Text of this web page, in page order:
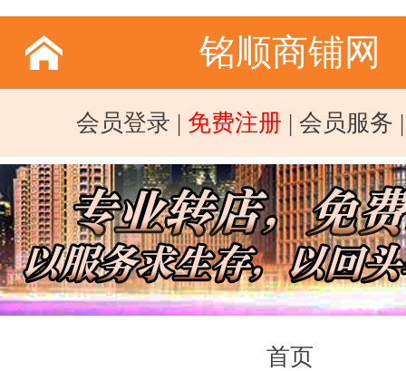
铭顺商铺网
会员登录 | 免费注册 | 会员服务
首页